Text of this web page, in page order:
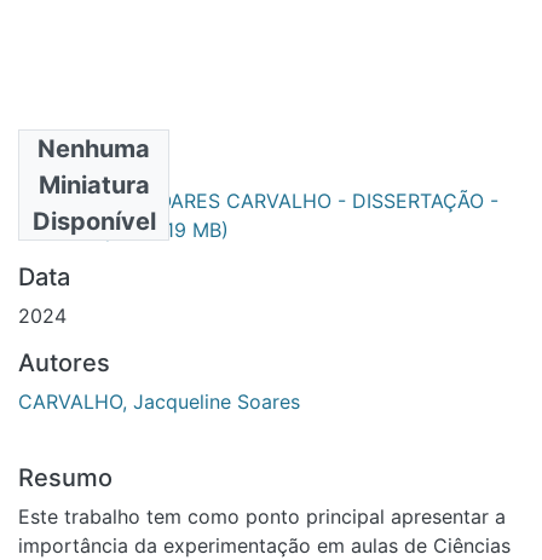
Nenhuma
Miniatura
Disponível
Arquivos
JACQUELINE SOARES CARVALHO - DISSERTAÇÃO -
PPGecim.pdf(3.19 MB)
Data
2024
Autores
CARVALHO, Jacqueline Soares
Resumo
Este trabalho tem como ponto principal apresentar a
importância da experimentação em aulas de Ciências